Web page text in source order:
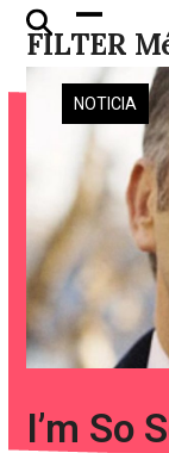
Skip
content
FILTER
Open
mobile
menu
Close
mobile
menu
NOTICIA
I’m So